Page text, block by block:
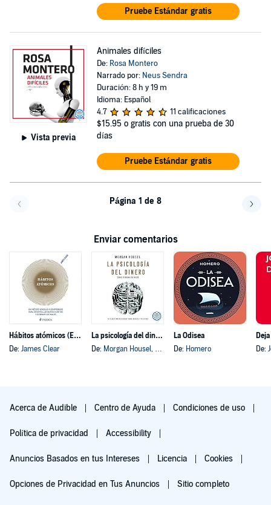
Pruebe Estándar gratis
Vista previa
Animales difíciles
De: Rosa Montero
Narrado por: Neus Sendra
Duración: 8 h y 19 m
Idioma: Español
4.7
11 calificaciones
$15.95 o gratis con una prueba de 30
días
Pruebe Estándar gratis
Página 1 de 8
Enviar comentarios
Hábitos atómicos (Español neutro)
De: James Clear
La psicología del dinero
De: Morgan Housel, y otros
La Odisea
De: Homero
De:
Acerca de Audible Centro de Ayuda Condiciones de uso
Política de privacidad Accessibility
Anuncios Basados en tus Intereses Licencia Cookies
Opciones de Privacidad en Tus Anuncios Sitio completo